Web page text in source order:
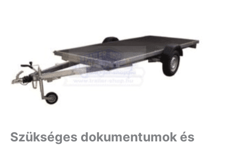
Szükséges dokumentumok és